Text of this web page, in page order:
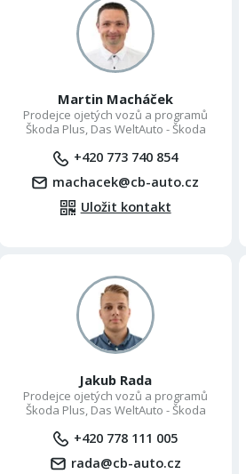
Martin Macháček
Prodejce ojetých vozů a programů
Škoda Plus, Das WeltAuto - Škoda
+420 773 740 854
machacek@cb-auto.cz
Uložit kontakt
Jakub Rada
Prodejce ojetých vozů a programů
Škoda Plus, Das WeltAuto - Škoda
+420 778 111 005
rada@cb-auto.cz